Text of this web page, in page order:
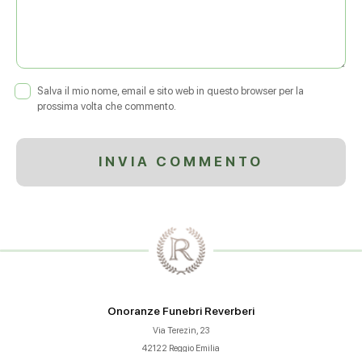
Salva il mio nome, email e sito web in questo browser per la
prossima volta che commento.
Onoranze Funebri Reverberi
Via Terezin, 23
42122 Reggio Emilia